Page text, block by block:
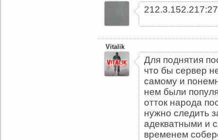
Vitalik
Для поднятия
что бы сервер
самому и
нем были
отток народа
нужно следить
адекватными и
временем